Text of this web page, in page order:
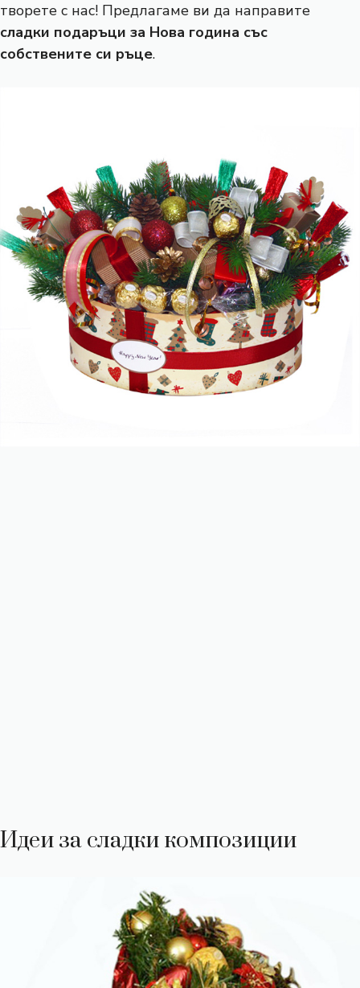
творете с нас! Предлагаме ви да направите
сладки подаръци за Нова година със
собствените си ръце.
Идеи за сладки композиции